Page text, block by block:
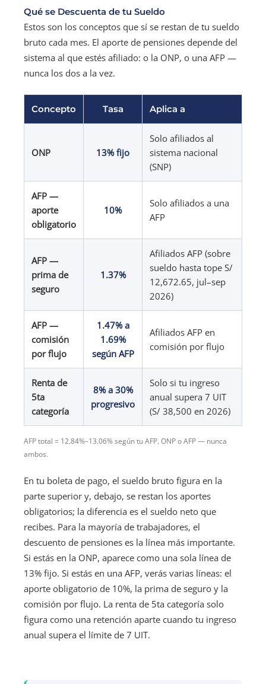
Qué se Descuenta de tu Sueldo
Estos son los conceptos que sí se restan de tu sueldo
bruto cada mes. El aporte de pensiones depende del
sistema al que estés afiliado: o la ONP, o una AFP —
nunca los dos a la vez.
Concepto Tasa Aplica a
ONP 13% fijo
Solo afiliados al
sistema nacional
(SNP)
AFP —
aporte
obligatorio
10%
Solo afiliados a una
AFP
AFP —
prima de
seguro
1.37%
Afiliados AFP (sobre
sueldo hasta tope S/
12,672.65, jul–sep
2026)
AFP —
comisión
por flujo
1.47% a
1.69%
según AFP
Afiliados AFP en
comisión por flujo
Renta de
5ta
categoría
8% a 30%
progresivo
Solo si tu ingreso
anual supera 7 UIT
(S/ 38,500 en 2026)
AFP total = 12.84%–13.06% según tu AFP. ONP o AFP — nunca
ambos.
En tu boleta de pago, el sueldo bruto figura en la
parte superior y, debajo, se restan los aportes
obligatorios; la diferencia es el sueldo neto que
recibes. Para la mayoría de trabajadores, el
descuento de pensiones es la línea más importante.
Si estás en la ONP, aparece como una sola línea de
13% fijo. Si estás en una AFP, verás varias líneas: el
aporte obligatorio de 10%, la prima de seguro y la
comisión por flujo. La renta de 5ta categoría solo
figura como una retención aparte cuando tu ingreso
anual supera el límite de 7 UIT.